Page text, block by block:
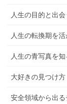
人生の目的と出会
人生の転換期を活
人生の青写真を知
大好きの見つけ方
安全領域から出